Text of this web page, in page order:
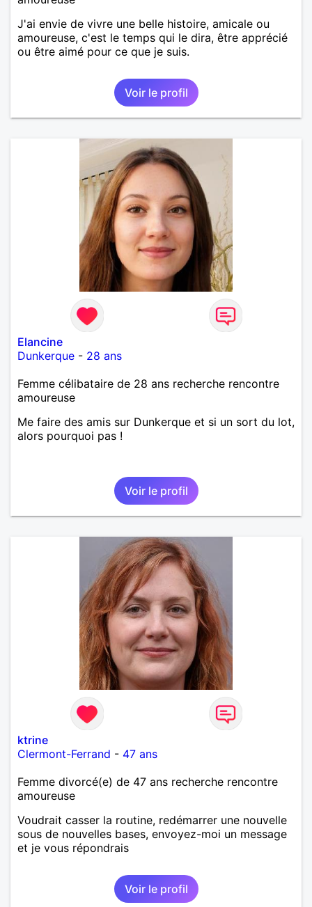
J'ai envie de vivre une belle histoire, amicale ou
amoureuse, c'est le temps qui le dira, être apprécié
ou être aimé pour ce que je suis.
Voir le profil
Elancine
Dunkerque - 28 ans
Femme célibataire de 28 ans recherche rencontre
amoureuse
Me faire des amis sur Dunkerque et si un sort du lot,
alors pourquoi pas !
Voir le profil
ktrine
Clermont-Ferrand - 47 ans
Femme divorcé(e) de 47 ans recherche rencontre
amoureuse
Voudrait casser la routine, redémarrer une nouvelle
sous de nouvelles bases, envoyez-moi un message
et je vous répondrais
Voir le profil